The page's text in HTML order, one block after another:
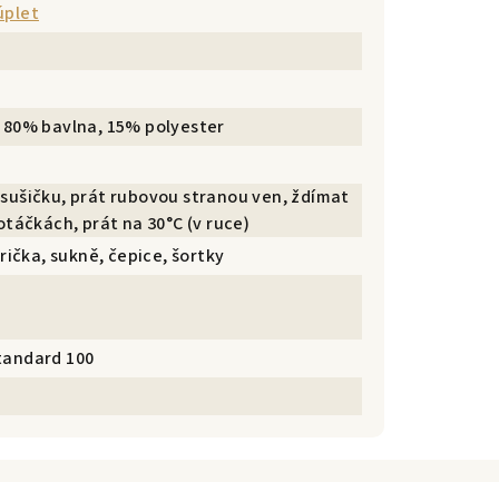
bavlna, 15% polyester
prát rubovou stranou ven, ždímat
prát na 30°C (v ruce)
sukně, čepice, šortky
100